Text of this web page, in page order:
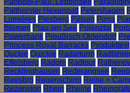
Pappdel-Paul. Leppinsee
Patthorster Hexenpatt Petershagen
Lumières Piesberg Pilsum Pirna
Blomen Plau am See Polenztal
Powerbank Preußisch Oldendorf
Princess Royal Barracks Produkttest
Quckie Quickie Radarturm
Effelsberg Radom Radtour
Recklinghausen Rederangsee
Reesbrg Regenschirm Reise +
Rezension Rhein Rheine